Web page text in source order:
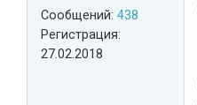
Сообщений: 438
Регистрация:
27.02.2018